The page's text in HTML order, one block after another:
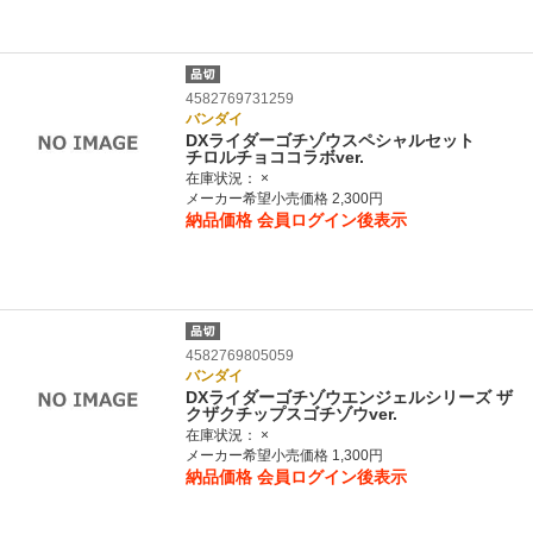
4582769731259
バンダイ
DXライダーゴチゾウスペシャルセット
チロルチョココラボver.
在庫状況：
×
メーカー希望小売価格 2,300円
納品価格 会員ログイン後表示
4582769805059
バンダイ
DXライダーゴチゾウエンジェルシリーズ ザ
クザクチップスゴチゾウver.
在庫状況：
×
メーカー希望小売価格 1,300円
納品価格 会員ログイン後表示